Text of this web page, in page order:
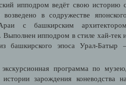
ипподром ведёт свою историю
в содружестве
с башкирским
ипподром в стиле хай-тек
башкирского эпоса Урал-Батыр
программа по
зарождения коневодства